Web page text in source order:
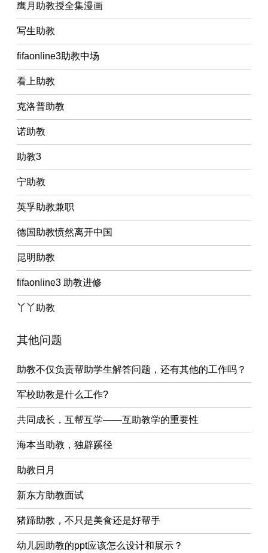
鹰月助教授全集漫画
写生助教
fifaonline3助教中场
看上助教
克洛普助教
诺助教
助教3
宁助教
英孚助教兼职
德国助教愤然离开中国
昆明助教
fifaonline3 助教进修
丫丫助教
其他问题
助教不仅负责帮助学生解答问题，还有其他的工作吗？
军校助教是什么工作?
共同成长，互帮互学——互助教学的重要性
海本当助教，独辟蹊径
助教日月
新东方助教面试
猪蹄助教，不只是美食还是好帮手
幼儿园助教的ppt应该怎么设计和展示？